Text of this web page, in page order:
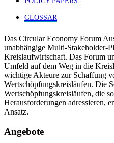
GLOSSAR
Das Circular Economy Forum
unabhängige Multi-Stakeholder-
Kreislaufwirtschaft. Das Forum
Umfeld auf dem Weg in die
wichtige Akteure zur Schaffung
Wertschöpfungskreisläufen. Die
Wertschöpfungskreisläufen, die
Herausforderungen adressieren,
Ansatz.
Angebote